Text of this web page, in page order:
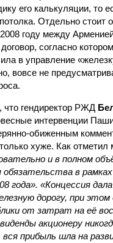
его калькуляции, то
Отдельно стоит
году между
согласно
в управление
вовсе не
что гендиректор РЖД
интервенции
обиженным
только хуже. Как
и в полном
в рамках
года». «Концессия
дорогу, при этом
от затрат на её
акционеру
вся прибыль шла на